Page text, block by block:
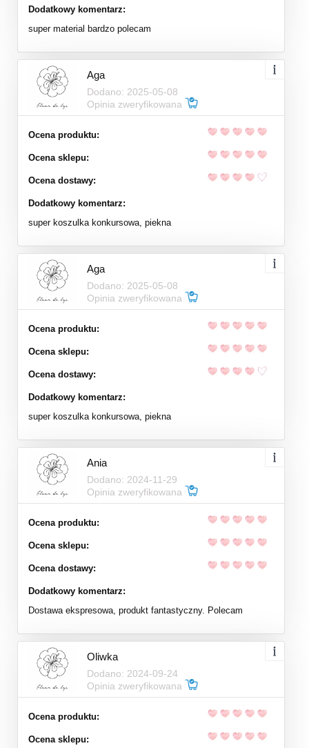
Dodatkowy komentarz:
super material bardzo polecam
Aga
Dodano: 2025-05-08
Opinia zweryfikowana
Ocena produktu:
Ocena sklepu:
Ocena dostawy:
Dodatkowy komentarz:
super koszulka konkursowa, piekna
Aga
Dodano: 2025-05-08
Opinia zweryfikowana
Ocena produktu:
Ocena sklepu:
Ocena dostawy:
Dodatkowy komentarz:
super koszulka konkursowa, piekna
Ania
Dodano: 2024-11-29
Opinia zweryfikowana
Ocena produktu:
Ocena sklepu:
Ocena dostawy:
Dodatkowy komentarz:
Dostawa ekspresowa, produkt fantastyczny. Polecam
Oliwka
Dodano: 2024-09-24
Opinia zweryfikowana
Ocena produktu:
Ocena sklepu: